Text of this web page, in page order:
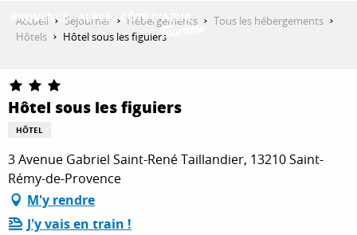
DÉCOUVRIR
QUE FAIRE ?
SÉJOURNER
Accueil Séjourner Hébergements
Tous les hébergements
Hôtels
Hôtel sous les figuiers
Hôtel sous les figuiers
HÔTEL
3 Avenue Gabriel Saint-René Taillandier, 13210 Saint-
Rémy-de-Provence
M'y rendre
J'y vais en train !